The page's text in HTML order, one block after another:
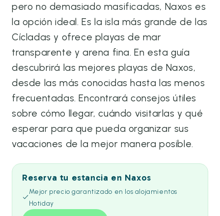
pero no demasiado masificadas, Naxos es
la opción ideal. Es la isla más grande de las
Cícladas y ofrece playas de mar
transparente y arena fina. En esta guía
descubrirá las mejores playas de Naxos,
desde las más conocidas hasta las menos
frecuentadas. Encontrará consejos útiles
sobre cómo llegar, cuándo visitarlas y qué
esperar para que pueda organizar sus
vacaciones de la mejor manera posible.
Reserva tu estancia en Naxos
Mejor precio garantizado en los alojamientos
Hotiday